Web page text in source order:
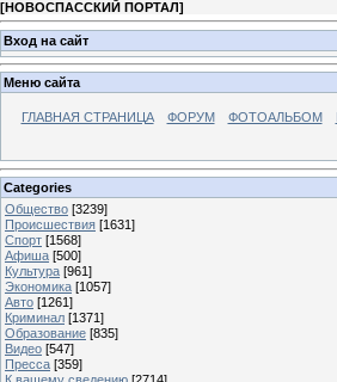
[НОВОСПАССКИЙ ПОРТАЛ]
Вход на сайт
Меню сайта
ГЛАВНАЯ СТРАНИЦА ФОРУМ ФОТОАЛЬБОМ
Categories
Общество [3239]
Происшествия [1631]
Спорт [1568]
Афиша [500]
Культура [961]
Экономика [1057]
Авто [1261]
Криминал [1371]
Образование [835]
Видео [547]
Пресса [359]